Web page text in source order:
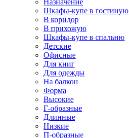
Назначение
Шкафы-купе в гостиную
В коридор
В прихожую
Шкафы-купе в спальню
Детские
Офисные
Для книг
Для одежды
На балкон
Форма
Высокие
Г-образные
Длинные
Низкие
П-образные